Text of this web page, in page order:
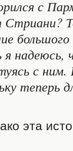
с
Стриани?
большого
надеюсь,
с
теперь